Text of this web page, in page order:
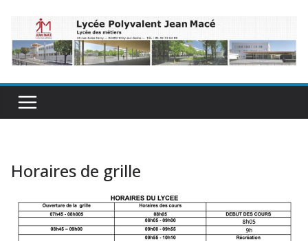
contenu
Horaires de grille